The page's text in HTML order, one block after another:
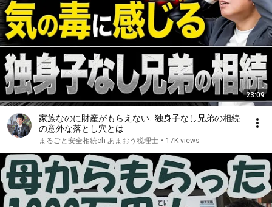
23:09
家族なのに財産がもらえない…独身子なし兄弟の相続
の意外な落とし穴とは
まるごと安全相続ch-あまおう税理士 • 17K views